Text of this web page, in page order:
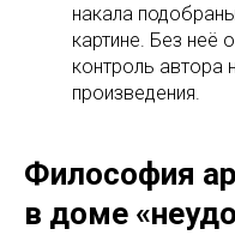
накала
картине. Без неё
контроль автора
произведения.
Философия
в доме